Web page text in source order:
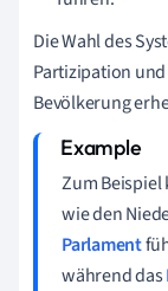
Die Wahl des
Partizipation
Bevölkerung
Zum
wie den
Parlament
während das